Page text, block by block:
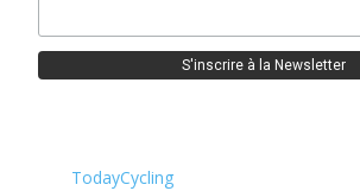
TodayCycling